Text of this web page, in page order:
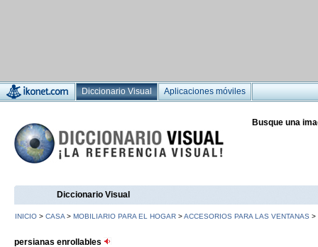
Diccionario Visual Aplicaciones móviles
Busque una
Diccionario Visual
INICIO > CASA > MOBILIARIO PARA EL HOGAR >ACCESORIOS PARA LAS VENTANAS >
persianas enrollables